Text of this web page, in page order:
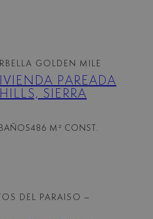
GOLDEN MILE
PAREADA
SIERRA
486 M² CONST.
DEL PARAISO –